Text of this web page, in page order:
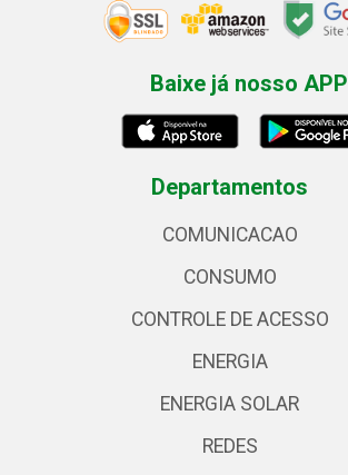
Baixe já nosso APP
Departamentos
COMUNICACAO
CONSUMO
CONTROLE DE ACESSO
ENERGIA
ENERGIA SOLAR
REDES